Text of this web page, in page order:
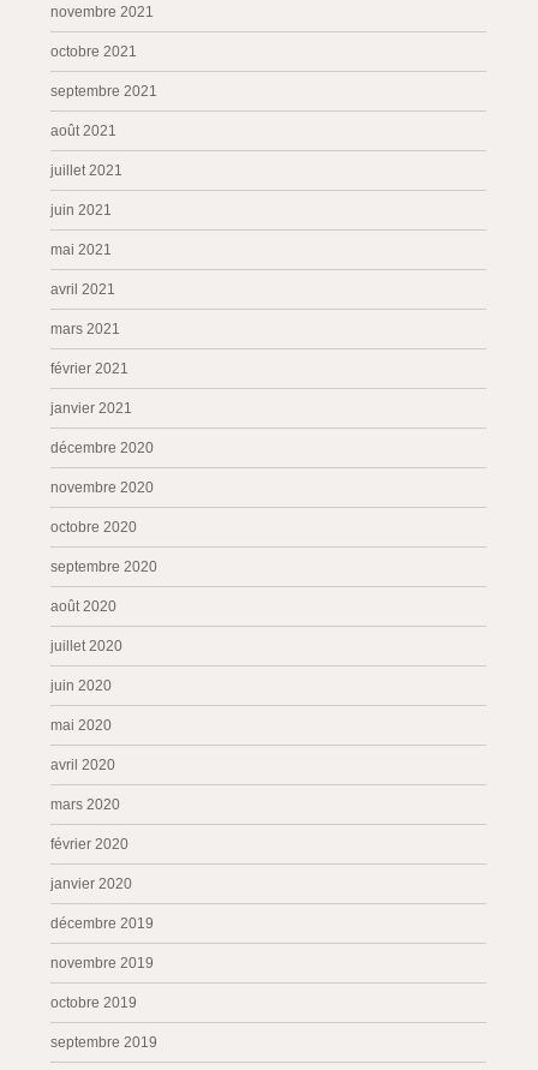
novembre 2021
octobre 2021
septembre 2021
août 2021
juillet 2021
juin 2021
mai 2021
avril 2021
mars 2021
février 2021
janvier 2021
décembre 2020
novembre 2020
octobre 2020
septembre 2020
août 2020
juillet 2020
juin 2020
mai 2020
avril 2020
mars 2020
février 2020
janvier 2020
décembre 2019
novembre 2019
octobre 2019
septembre 2019